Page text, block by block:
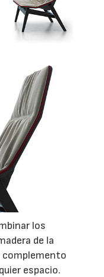
los
de la
complemento
espacio.